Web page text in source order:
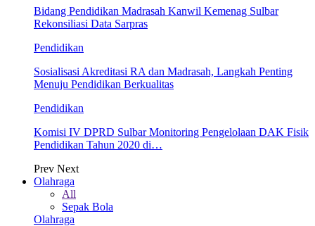
Bidang Pendidikan Madrasah Kanwil Kemenag Sulbar
Rekonsiliasi Data Sarpras
Pendidikan
Sosialisasi Akreditasi RA dan Madrasah, Langkah Penting
Menuju Pendidikan Berkualitas
Pendidikan
Komisi IV DPRD Sulbar Monitoring Pengelolaan DAK Fisik
Pendidikan Tahun 2020 di…
Prev Next
Olahraga
All
Sepak Bola
Olahraga